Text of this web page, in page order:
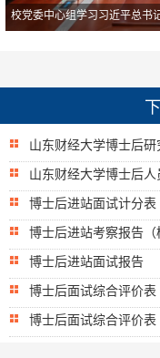
校党委中心组学习习近平总书
山东财经大学博士后
山东财经大学博士后人
博士后进站面试计分表
博士后进站考察报告（
博士后进站面试报告
博士后面试综合评价表
博士后面试综合评价表